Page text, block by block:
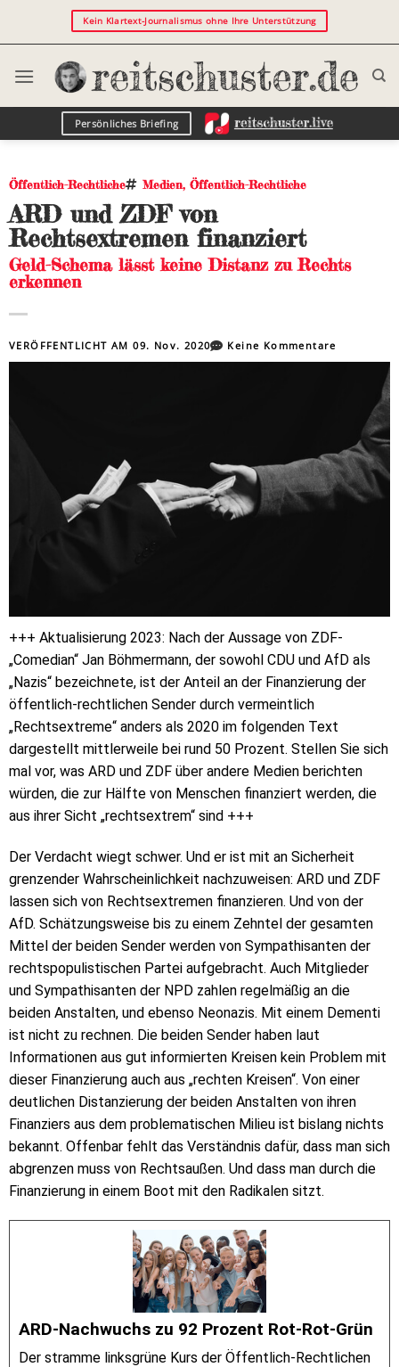
Kein Klartext-Journalismus ohne Ihre Unterstützung
Persönliches Briefing
Öffentlich-Rechtliche Medien, Öffentlich-Rechtliche
ARD und ZDF von
Rechtsextremen finanziert
Geld-Schema lässt keine Distanz zu Rechts
erkennen
VERÖFFENTLICHT AM09. Nov. 2020 Keine Kommentare
+++ Aktualisierung 2023: Nach der Aussage von ZDF-
„Comedian“ Jan Böhmermann, der sowohl CDU und AfD als
„Nazis“ bezeichnete, ist der Anteil an der Finanzierung der
öffentlich-rechtlichen Sender durch vermeintlich
„Rechtsextreme“ anders als 2020 im folgenden Text
dargestellt mittlerweile bei rund 50 Prozent. Stellen Sie sich
mal vor, was ARD und ZDF über andere Medien berichten
würden, die zur Hälfte von Menschen finanziert werden, die
aus ihrer Sicht „rechtsextrem“ sind +++
Der Verdacht wiegt schwer. Und er ist mit an Sicherheit
grenzender Wahrscheinlichkeit nachzuweisen: ARD und ZDF
lassen sich von Rechtsextremen finanzieren. Und von der
AfD. Schätzungsweise bis zu einem Zehntel der gesamten
Mittel der beiden Sender werden von Sympathisanten der
rechtspopulistischen Partei aufgebracht. Auch Mitglieder
und Sympathisanten der NPD zahlen regelmäßig an die
beiden Anstalten, und ebenso Neonazis. Mit einem Dementi
ist nicht zu rechnen. Die beiden Sender haben laut
Informationen aus gut informierten Kreisen kein Problem mit
dieser Finanzierung auch aus „rechten Kreisen“. Von einer
deutlichen Distanzierung der beiden Anstalten von ihren
Finanziers aus dem problematischen Milieu ist bislang nichts
bekannt. Offenbar fehlt das Verständnis dafür, dass man sich
abgrenzen muss von Rechtsaußen. Und dass man durch die
Finanzierung in einem Boot mit den Radikalen sitzt.
ARD-Nachwuchs zu 92 Prozent Rot-Rot-Grün
Der stramme linksgrüne Kurs der Öffentlich-Rechtlichen